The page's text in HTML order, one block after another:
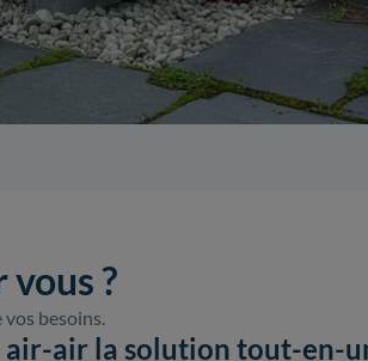
?
besoins.
air-air la solution tout-en-